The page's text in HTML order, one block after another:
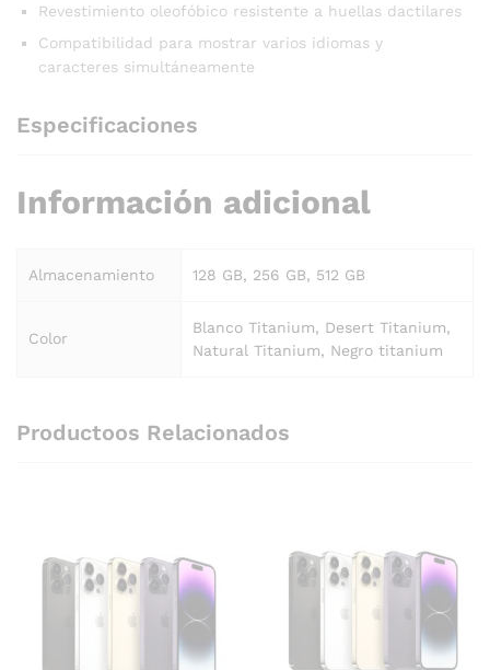
Revestimiento oleofóbico resistente a huellas dactilares
Compatibilidad para mostrar varios idiomas y
caracteres simultáneamente
Especificaciones
Información adicional
Almacenamiento 128 GB, 256 GB, 512 GB
Color
Blanco Titanium, Desert Titanium,
Natural Titanium, Negro titanium
Productoos Relacionados